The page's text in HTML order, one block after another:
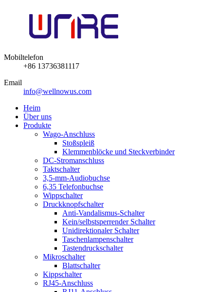
Mobiltelefon
+86 13736381117
Email
info@wellnowus.com
Heim
Über uns
Produkte
Wago-Anschluss
Stoßspleiß
Klemmenblöcke und Steckverbinder
DC-Stromanschluss
Taktschalter
3,5-mm-Audiobuchse
6,35 Telefonbuchse
Wippschalter
Druckknopfschalter
Anti-Vandalismus-Schalter
Kein/selbstsperrender Schalter
Unidirektionaler Schalter
Taschenlampenschalter
Tastendruckschalter
Mikroschalter
Blattschalter
Kippschalter
RJ45-Anschluss